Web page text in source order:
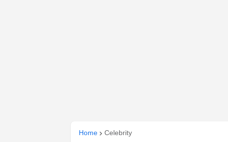
Home Celebrity